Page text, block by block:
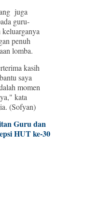
juga
guru-
penuh
lomba.
kasih
saya
momen
kata
(Sofyan)
Guru dan
HUT ke-30